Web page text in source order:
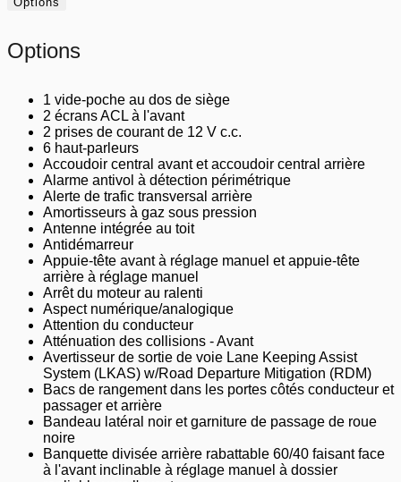
Options
1 vide-poche au dos de siège
2 écrans ACL à l'avant
2 prises de courant de 12 V c.c.
6 haut-parleurs
Accoudoir central avant et accoudoir central arrière
Alarme antivol à détection périmétrique
Alerte de trafic transversal arrière
Amortisseurs à gaz sous pression
Antenne intégrée au toit
Antidémarreur
Appuie-tête avant à réglage manuel et appuie-tête
arrière à réglage manuel
Arrêt du moteur au ralenti
Aspect numérique/analogique
Attention du conducteur
Atténuation des collisions - Avant
Avertisseur de sortie de voie Lane Keeping Assist
System (LKAS) w/Road Departure Mitigation (RDM)
Bacs de rangement dans les portes côtés conducteur et
passager et arrière
Bandeau latéral noir et garniture de passage de roue
noire
Banquette divisée arrière rabattable 60/40 faisant face
à l'avant inclinable à réglage manuel à dossier